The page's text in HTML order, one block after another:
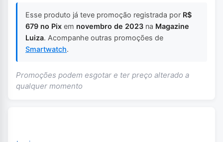
Esse produto já teve promoção registrada por R$
679 no Pix em novembro de 2023 na Magazine
Luiza. Acompanhe outras promoções de
Smartwatch.
Promoções podem esgotar e ter preço alterado a
qualquer momento